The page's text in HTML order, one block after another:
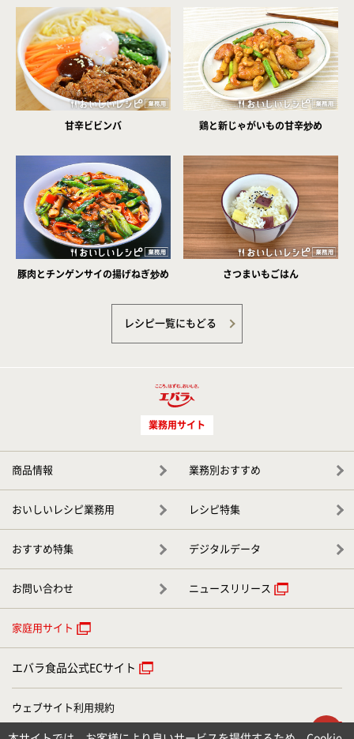
甘辛ビビンバ 鶏と新じゃがいもの甘辛炒め
豚肉とチンゲンサイの揚げねぎ炒め さつまいもごはん
レシピ一覧にもどる
業務用サイト
商品情報 業務別おすすめ
おいしいレシピ業務用 レシピ特集
おすすめ特集 デジタルデータ
お問い合わせ ニュースリリース
家庭用サイト
エバラ食品公式ECサイト
ウェブサイト利用規約